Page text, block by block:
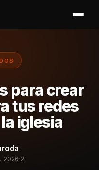
para crear
tus redes
iglesia
2026·2